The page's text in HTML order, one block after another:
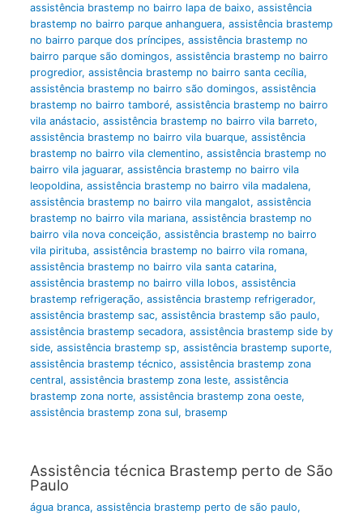
assistência brastemp no bairro lapa de baixo, assistência
brastemp no bairro parque anhanguera, assistência brastemp
no bairro parque dos príncipes, assistência brastemp no
bairro parque são domingos, assistência brastemp no bairro
progredior, assistência brastemp no bairro santa cecília,
assistência brastemp no bairro são domingos, assistência
brastemp no bairro tamboré, assistência brastemp no bairro
vila anástacio, assistência brastemp no bairro vila barreto,
assistência brastemp no bairro vila buarque, assistência
brastemp no bairro vila clementino, assistência brastemp no
bairro vila jaguarar, assistência brastemp no bairro vila
leopoldina, assistência brastemp no bairro vila madalena,
assistência brastemp no bairro vila mangalot, assistência
brastemp no bairro vila mariana, assistência brastemp no
bairro vila nova conceição, assistência brastemp no bairro
vila pirituba, assistência brastemp no bairro vila romana,
assistência brastemp no bairro vila santa catarina,
assistência brastemp no bairro villa lobos, assistência
brastemp refrigeração, assistência brastemp refrigerador,
assistência brastemp sac, assistência brastemp são paulo,
assistência brastemp secadora, assistência brastemp side by
side, assistência brastemp sp, assistência brastemp suporte,
assistência brastemp técnico, assistência brastemp zona
central, assistência brastemp zona leste, assistência
brastemp zona norte, assistência brastemp zona oeste,
assistência brastemp zona sul, brasemp
Assistência técnica Brastemp perto de São
Paulo
água branca, assistência brastemp perto de são paulo,